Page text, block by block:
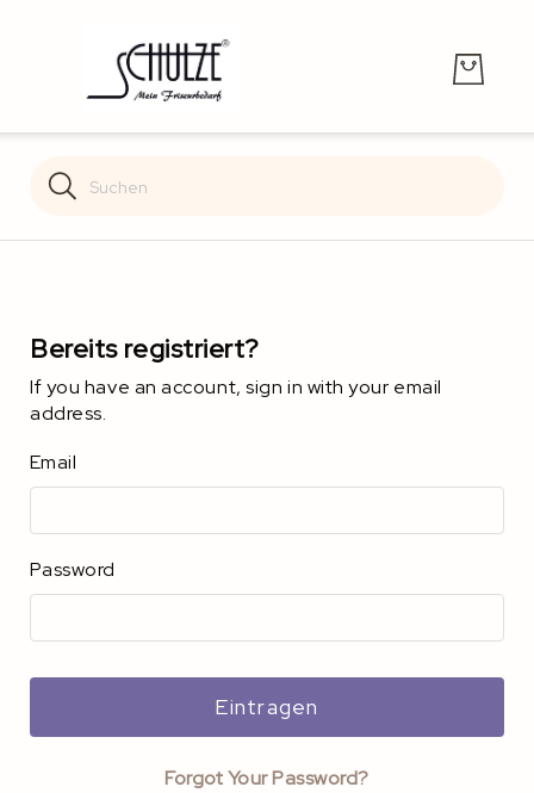
Search
Search
Bereits registriert?
If you have an account, sign in with your email
address.
Email
Password
Eintragen
Forgot Your Password?